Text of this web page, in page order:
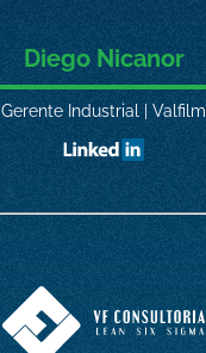
Diego Nicanor
Gerente Industrial | Valfilm